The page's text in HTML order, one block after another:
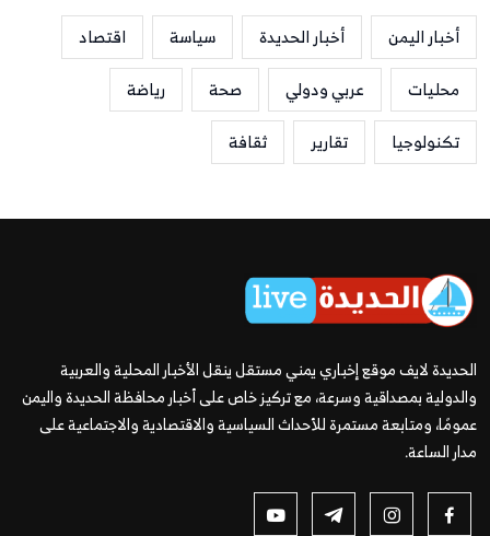
أخبار اليمن أخبار الحديدة سياسة
اقتصاد
محليات
عربي ودولي صحة
رياضة
تكنولوجيا
تقارير ثقافة
الحديدة لايف موقع إخباري يمني مستقل ينقل الأخبار المحلية والعربية
والدولية بمصداقية وسرعة، مع تركيز خاص على أخبار محافظة الحديدة واليمن
عمومًا، ومتابعة مستمرة للأحداث السياسية والاقتصادية والاجتماعية على
مدار الساعة.